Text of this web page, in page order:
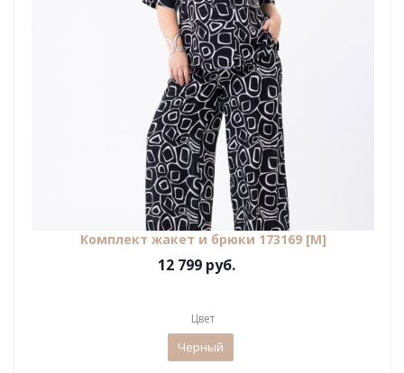
Комплект жакет и брюки 173169 [М]
12 799 руб.
Цвет
Черный